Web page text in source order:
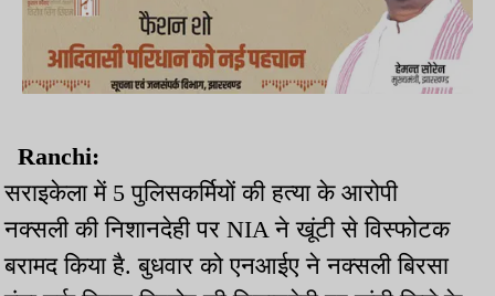
Ranchi:
सराइकेला में 5 पुलिसकर्मियों की हत्या के आरोपी
नक्सली की निशानदेही पर NIA ने खूंटी से विस्फोटक
बरामद किया है. बुधवार को एनआईए ने नक्सली बिरसा